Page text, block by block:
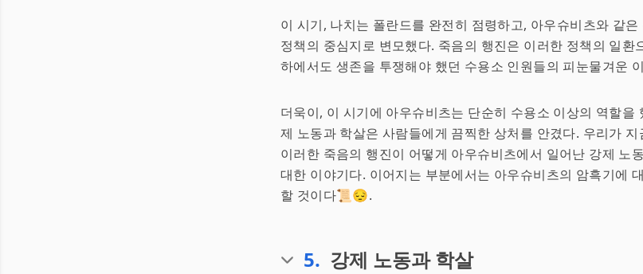
이 시기, 나치는 폴란드를 완전히 점령하고, 아우슈비츠와 같
정책의 중심지로 변모했다. 죽음의 행진은 이러한 정책의 일환
하에서도 생존을 투쟁해야 했던 수용소 인원들의 피눈물겨운
더욱이, 이 시기에 아우슈비츠는 단순히 수용소 이상의 역할을
제 노동과 학살은 사람들에게 끔찍한 상처를 안겼다. 우리가
이러한 죽음의 행진이 어떻게 아우슈비츠에서 일어난 강제 노
대한 이야기다. 이어지는 부분에서는 아우슈비츠의 암흑기에
할 것이다📜😔.
5. 강제 노동과 학살